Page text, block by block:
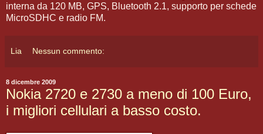
interna da 120 MB, GPS, Bluetooth 2.1, supporto per schede
MicroSDHC e radio FM.
Lia Nessun commento:
8 dicembre 2009
Nokia 2720 e 2730 a meno di 100 Euro,
i migliori cellulari a basso costo.